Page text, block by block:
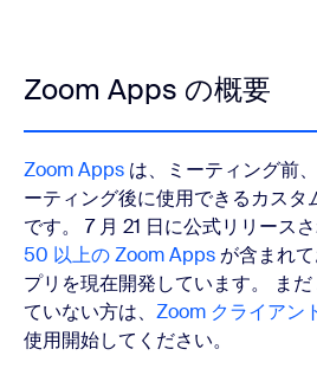
Zoom Apps の概要
Zoom Apps は、ミーティング前
ーティング後に使用できるカスタ
です。 7 月 21 日に公式リリース
50 以上の Zoom Apps が含まれ
プリを現在開発しています。 ま
ていない方は、 Zoom クライアン
使用開始してください。